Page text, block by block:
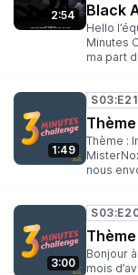
2:54
Black
Hello
Minutes
ma part
méchant
monter
français
du mois
1:49
S03:E21
Thème
Thème :
nous
:
Sur
3:00
Bonjour
mois